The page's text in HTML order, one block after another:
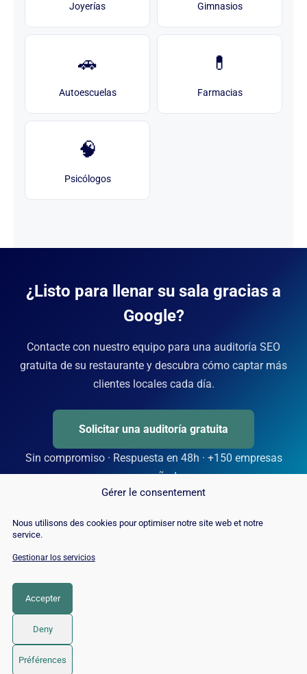
Gérer le consentement
Nous utilisons des cookies pour optimiser notre site web et notre
service.
Gestionar los servicios
Accepter
Deny
Préférences
Joyerías Gimnasios
🚗
Autoescuelas
💊
Farmacias
🧠
Psicólogos
¿Listo para llenar su sala gracias a
Google?
Contacte con nuestro equipo para una auditoría SEO
gratuita de su restaurante y descubra cómo captar más
clientes locales cada día.
Solicitar una auditoría gratuita
Sin compromiso · Respuesta en 48h · +150 empresas
acompañadas
© 2026 Twaino